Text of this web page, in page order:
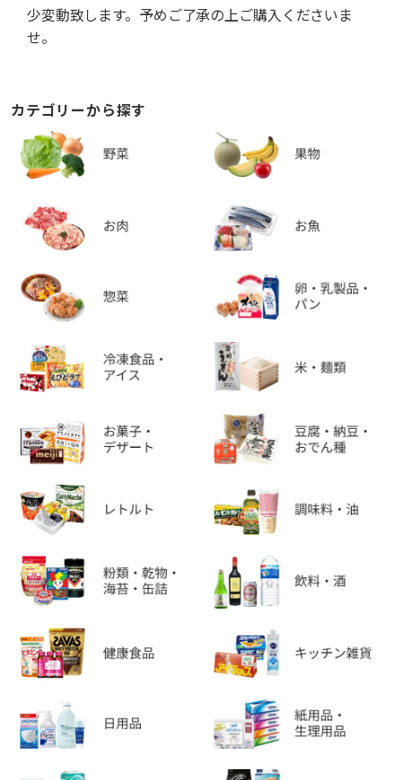
少変動致します。予めご了承の上ご購入くださいま
せ。
カテゴリーから探す